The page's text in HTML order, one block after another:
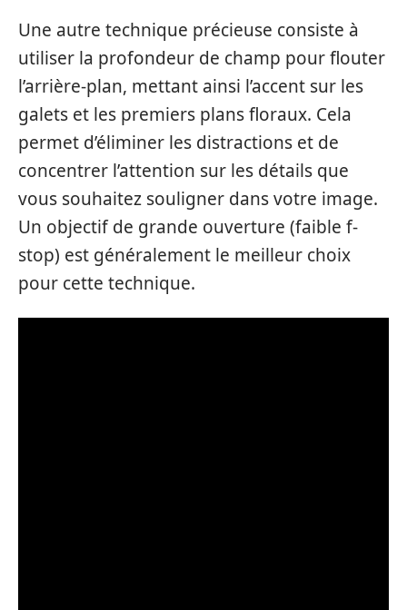
Une autre technique précieuse consiste à
utiliser la profondeur de champ pour flouter
l’arrière-plan, mettant ainsi l’accent sur les
galets et les premiers plans floraux. Cela
permet d’éliminer les distractions et de
concentrer l’attention sur les détails que
vous souhaitez souligner dans votre image.
Un objectif de grande ouverture (faible f-
stop) est généralement le meilleur choix
pour cette technique.